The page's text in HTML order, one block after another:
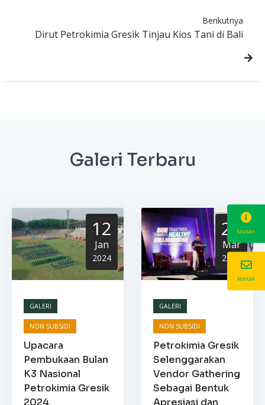
Berikutnya
Dirut Petrokimia Gresik Tinjau Kios Tani di Bali
Galeri Terbaru
12
Jan
2024
GALERI
NON SUBSIDI
Upacara
Pembukaan Bulan
K3 Nasional
Petrokimia Gresik
2024
21
Mar
2023
GALERI
NON SUBSIDI
Petrokimia Gresik
Selenggarakan
Vendor Gathering
Sebagai Bentuk
Apresiasi dan
tautan
kontak